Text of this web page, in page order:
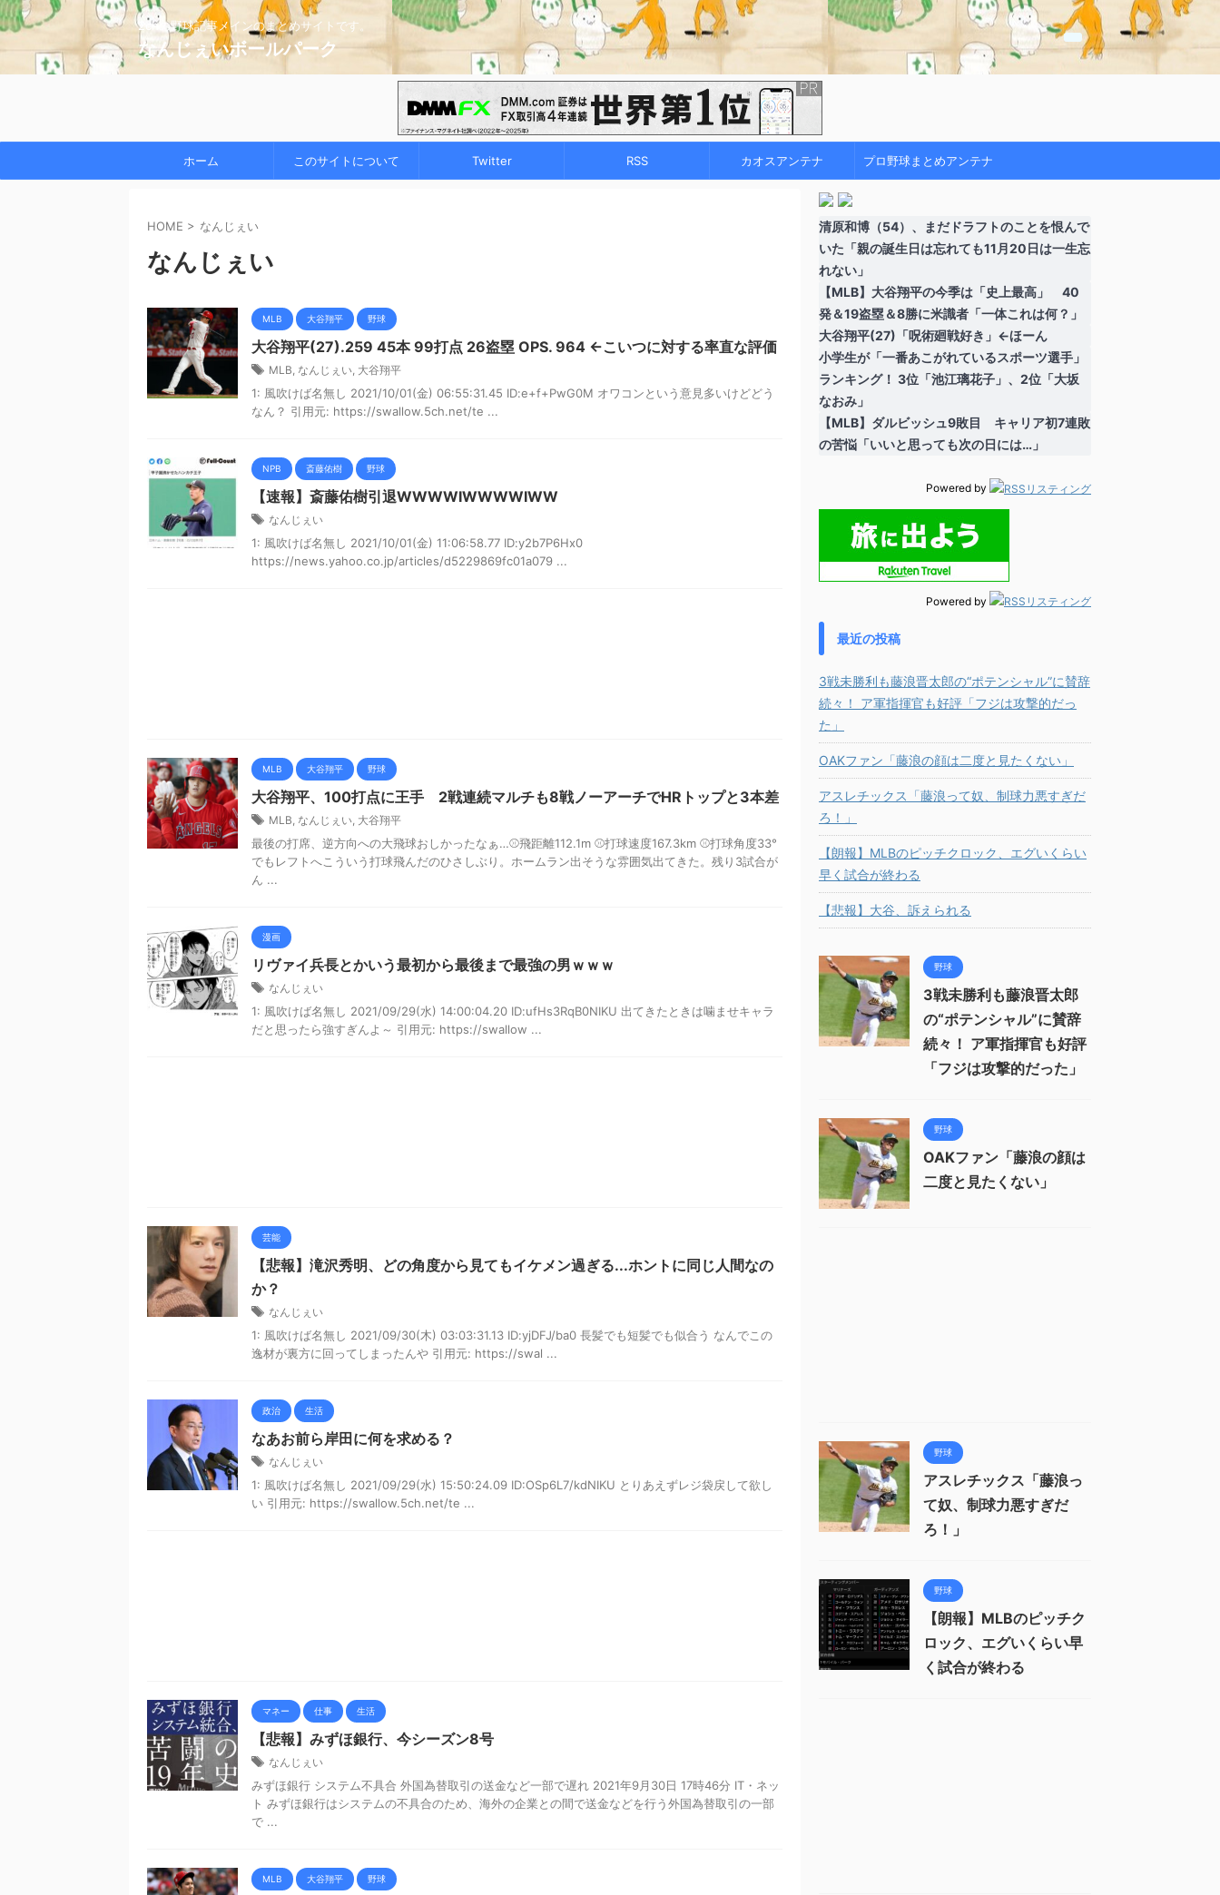
2chの野球記事メインのまとめサイトです。
なんじぇいボールパーク
ホーム このサイトについて Twitter RSS カオスアンテナ プロ野球まとめアンテナ
HOME > なんじぇい
なんじぇい
MLB 大谷翔平 野球
大谷翔平(27).259 45本 99打点 26盗塁 OPS. 964 ←こいつに対する率直な評価
MLB, なんじぇい, 大谷翔平
1: 風吹けば名無し 2021/10/01(金) 06:55:31.45 ID:e+f+PwG0M オワコンという意見多いけどどう
なん？ 引用元: https://swallow.5ch.net/te ...
NPB 斎藤佑樹 野球
【速報】斎藤佑樹引退WWWWIWWWWIWW
なんじぇい
1: 風吹けば名無し 2021/10/01(金) 11:06:58.77 ID:y2b7P6Hx0
https://news.yahoo.co.jp/articles/d5229869fc01a079 ...
MLB 大谷翔平 野球
大谷翔平、100打点に王手 2戦連続マルチも8戦ノーアーチでHRトップと3本差
MLB, なんじぇい, 大谷翔平
最後の打席、逆方向への大飛球おしかったなぁ…⚾飛距離112.1m ⚾打球速度167.3km ⚾打球角度33°
でもレフトへこういう打球飛んだのひさしぶり。ホームラン出そうな雰囲気出てきた。残り3試合が
ん ...
漫画
リヴァイ兵長とかいう最初から最後まで最強の男ｗｗｗ
なんじぇい
1: 風吹けば名無し 2021/09/29(水) 14:00:04.20 ID:ufHs3RqB0NIKU 出てきたときは噛ませキャラ
だと思ったら強すぎんよ～ 引用元: https://swallow ...
芸能
【悲報】滝沢秀明、どの角度から見てもイケメン過ぎる...ホントに同じ人間なの
か？
なんじぇい
1: 風吹けば名無し 2021/09/30(木) 03:03:31.13 ID:yjDFJ/ba0 長髪でも短髪でも似合う なんでこの
逸材が裏方に回ってしまったんや 引用元: https://swal ...
政治 生活
なあお前ら岸田に何を求める？
なんじぇい
1: 風吹けば名無し 2021/09/29(水) 15:50:24.09 ID:OSp6L7/kdNIKU とりあえずレジ袋戻して欲し
い 引用元: https://swallow.5ch.net/te ...
マネー 仕事 生活
【悲報】みずほ銀行、今シーズン8号
なんじぇい
みずほ銀行 システム不具合 外国為替取引の送金など一部で遅れ 2021年9月30日 17時46分 IT・ネッ
ト みずほ銀行はシステムの不具合のため、海外の企業との間で送金などを行う外国為替取引の一部
で ...
MLB 大谷翔平 野球
清原和博（54）、まだドラフトのことを恨んで
いた「親の誕生日は忘れても11月20日は一生忘
れない」
【MLB】大谷翔平の今季は「史上最高」 40
発＆19盗塁＆8勝に米識者「一体これは何？」
大谷翔平(27)「呪術廻戦好き」←ほーん
小学生が「一番あこがれているスポーツ選手」
ランキング！ 3位「池江璃花子」、2位「大坂
なおみ」
【MLB】ダルビッシュ9敗目 キャリア初7連敗
の苦悩「いいと思っても次の日には…」
Powered by
Powered by
最近の投稿
3戦未勝利も藤浪晋太郎の“ポテンシャル”に賛辞
続々！ ア軍指揮官も好評「フジは攻撃的だっ
た」
OAKファン「藤浪の顔は二度と見たくない」
アスレチックス「藤浪って奴、制球力悪すぎだ
ろ！」
【朗報】MLBのピッチクロック、エグいくらい
早く試合が終わる
【悲報】大谷、訴えられる
野球
3戦未勝利も藤浪晋太郎
の“ポテンシャル”に賛辞
続々！ ア軍指揮官も好評
「フジは攻撃的だった」
野球
OAKファン「藤浪の顔は
二度と見たくない」
野球
アスレチックス「藤浪っ
て奴、制球力悪すぎだ
ろ！」
野球
【朗報】MLBのピッチク
ロック、エグいくらい早
く試合が終わる